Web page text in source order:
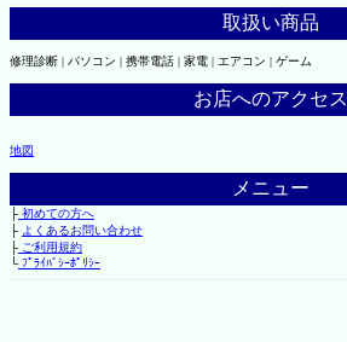
取扱い商品
修理診断 | パソコン | 携帯電話 | 家電 | エアコン | ゲーム
お店へのアクセス
地図
メニュー
├初めての方へ
├ よくあるお問い合わせ
├ご利用規約
└ﾌﾟﾗｲﾊﾞｼｰﾎﾟﾘｼｰ